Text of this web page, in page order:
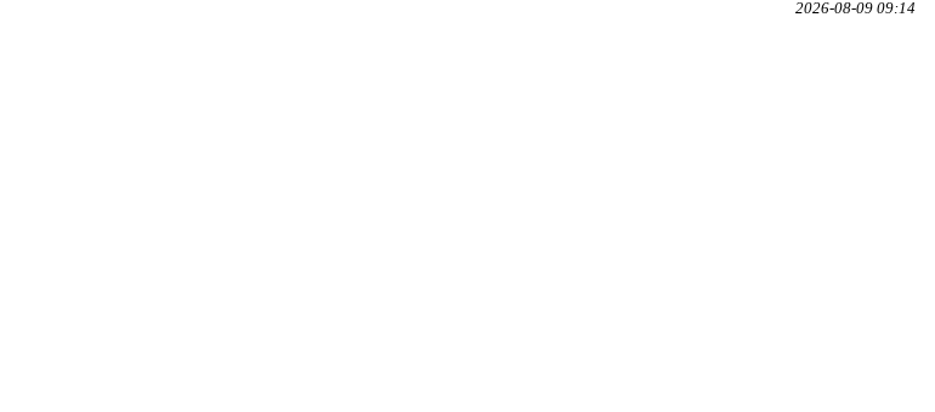
2026-08-09 09:14